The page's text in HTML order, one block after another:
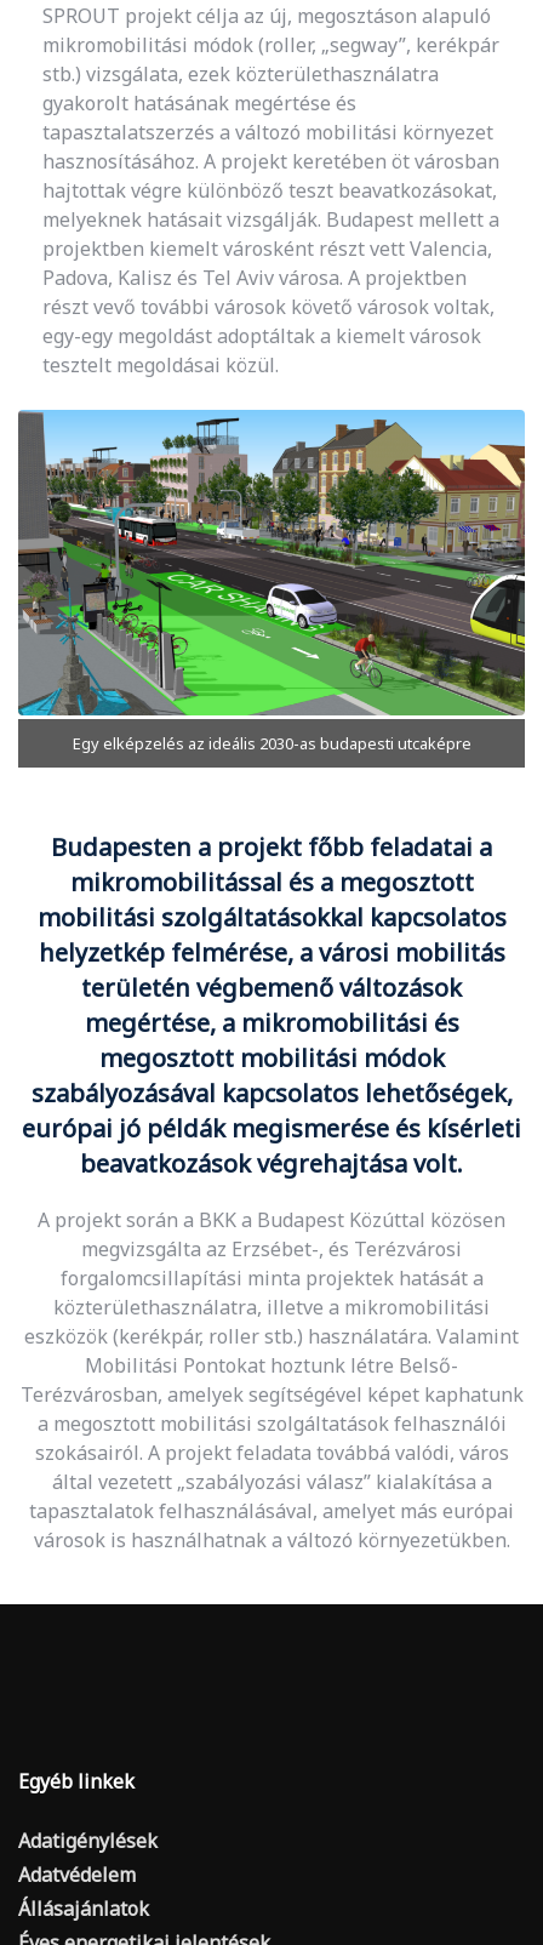
SPROUT projekt célja az új, megosztáson alapuló
mikromobilitási módok (roller, „segway”, kerékpár
stb.) vizsgálata, ezek közterülethasználatra
gyakorolt hatásának megértése és
tapasztalatszerzés a változó mobilitási környezet
hasznosításához. A projekt keretében öt városban
hajtottak végre különböző teszt beavatkozásokat,
melyeknek hatásait vizsgálják. Budapest mellett a
projektben kiemelt városként részt vett Valencia,
Padova, Kalisz és Tel Aviv városa. A projektben
részt vevő további városok követő városok voltak,
egy-egy megoldást adoptáltak a kiemelt városok
tesztelt megoldásai közül.
Egy elképzelés az ideális 2030-as budapesti utcaképre
Budapesten a projekt főbb feladatai a
mikromobilitással és a megosztott
mobilitási szolgáltatásokkal kapcsolatos
helyzetkép felmérése, a városi mobilitás
területén végbemenő változások
megértése, a mikromobilitási és
megosztott mobilitási módok
szabályozásával kapcsolatos lehetőségek,
európai jó példák megismerése és kísérleti
beavatkozások végrehajtása volt.
A projekt során a BKK a Budapest Közúttal közösen
megvizsgálta az Erzsébet-, és Terézvárosi
forgalomcsillapítási minta projektek hatását a
közterülethasználatra, illetve a mikromobilitási
eszközök (kerékpár, roller stb.) használatára. Valamint
Mobilitási Pontokat hoztunk létre Belső-
Terézvárosban, amelyek segítségével képet kaphatunk
a megosztott mobilitási szolgáltatások felhasználói
szokásairól. A projekt feladata továbbá valódi, város
által vezetett „szabályozási válasz” kialakítása a
tapasztalatok felhasználásával, amelyet más európai
városok is használhatnak a változó környezetükben.
Egyéb linkek
Adatigénylések
Adatvédelem
Állásajánlatok